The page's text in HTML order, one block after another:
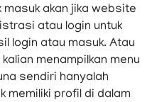
akan jika website
atau login untuk
login atau masuk. Atau
menampilkan menu
sendiri hanyalah
memiliki profil di dalam